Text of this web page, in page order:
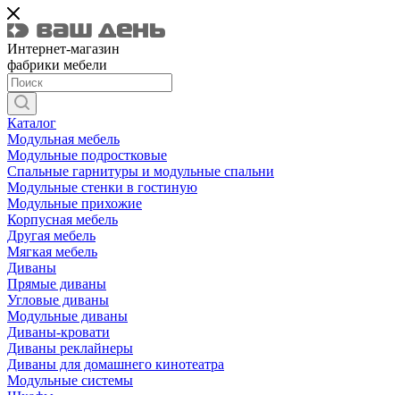
Интернет-магазин
фабрики мебели
Каталог
Модульная мебель
Модульные подростковые
Спальные гарнитуры и модульные спальни
Модульные стенки в гостиную
Модульные прихожие
Корпусная мебель
Другая мебель
Мягкая мебель
Диваны
Прямые диваны
Угловые диваны
Модульные диваны
Диваны-кровати
Диваны реклайнеры
Диваны для домашнего кинотеатра
Модульные системы